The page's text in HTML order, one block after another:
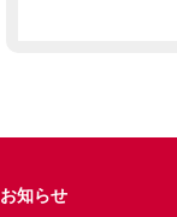
お知らせ